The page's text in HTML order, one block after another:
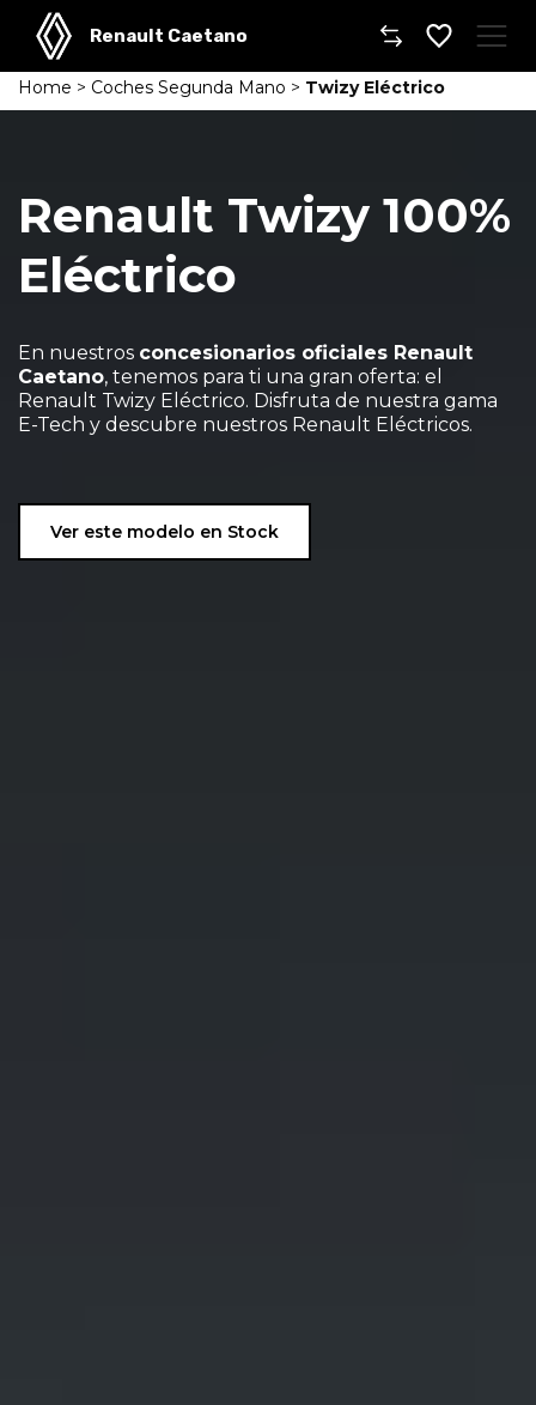
Renault Caetano
Gama
Furgonetas
Taller
Movilidad
Home > Coches Segunda Mano > Twizy Eléctrico
Renault Twizy 100%
Eléctrico
En nuestros concesionarios oficiales Renault
Caetano, tenemos para ti una gran oferta: el
Renault Twizy Eléctrico. Disfruta de nuestra gama
E-Tech y descubre nuestros Renault Eléctricos.
Ver este modelo en Stock